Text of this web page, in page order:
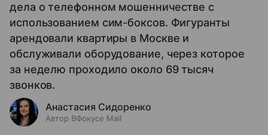
дела о телефонном мошенничестве с
использованием сим-боксов. Фигуранты
арендовали квартиры в Москве и
обслуживали оборудование, через которое
за неделю проходило около 69 тысяч
звонков.
Анастасия Сидоренко
Автор ВФокусе Mail